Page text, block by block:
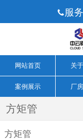
服
网站首页 关
案例展示 厂
方矩管
方矩管